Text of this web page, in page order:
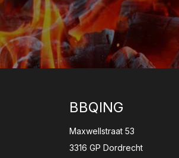
BBQING
Maxwellstraat 53
3316 GP Dordrecht